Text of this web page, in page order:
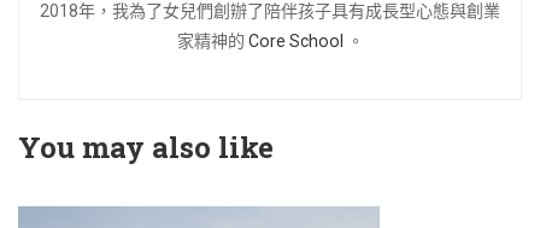
2018年，我為了女兒們創辦了陪伴孩子具有成長型心態與創業
家精神的 Core School 。
You may also like